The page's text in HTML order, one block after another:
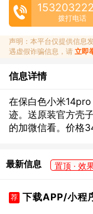
拨打电话
声明：本平台仅提供信息
遇虚假诈骗信息，请 立即
信息详情
在保白色小米
迹。送原装官方壳
的加微信看。价格
最新信息 置顶 · 效
荐 下载APP/小程